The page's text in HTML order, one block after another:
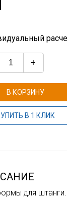
+
В КОРЗИНУ
В 1 КЛИК
для штанги.